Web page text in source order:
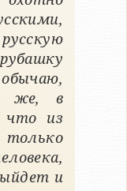
же, в
что из
и